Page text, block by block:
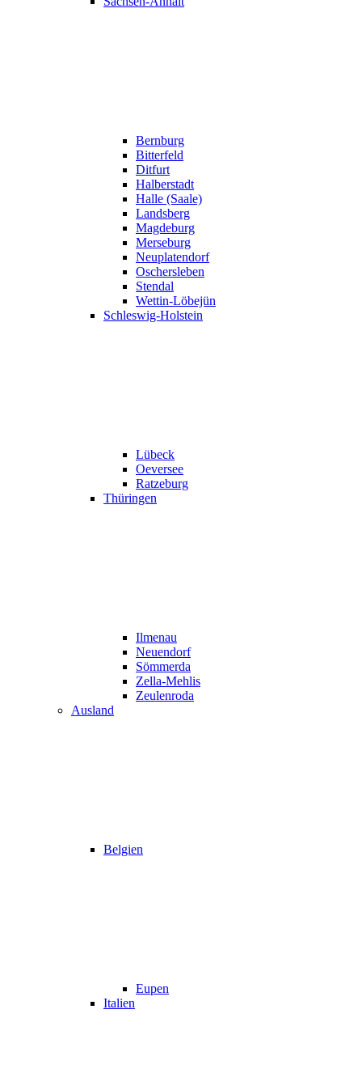
Bernburg
Bitterfeld
Ditfurt
Halberstadt
Halle (Saale)
Landsberg
Magdeburg
Merseburg
Neuplatendorf
Oschersleben
Stendal
Wettin-Löbejün
Schleswig-Holstein
Lübeck
Oeversee
Ratzeburg
Thüringen
Ilmenau
Neuendorf
Sömmerda
Zella-Mehlis
Zeulenroda
Ausland
Belgien
Eupen
Italien